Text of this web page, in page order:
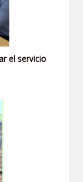
el servicio